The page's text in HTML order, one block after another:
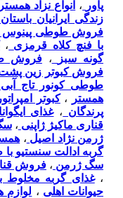
پاور
، انواع نزاد همستر
زندگی ایرانیان باستان
فروش طوطی پینوس
با فنچ کلاه قرمزی ،
گونه سبز
،فروش
فروش کبوتر زین پشت
طوطی کونور تاج آبی
همستر
،کبوتر
پرندگان ،غذای ایگوانا
قناری ماکیژ ژاپنی ،
ژرمن نژاد اصیل ،
گربه ادالت سنستیو
سگ ژرمن ، فروش
،غذای گربه مخلوط
حیوانات اهلی ، لوازم